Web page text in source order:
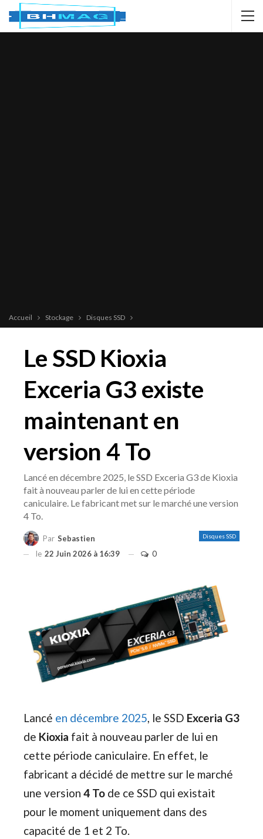
Accueil Stockage Disques SSD
Le SSD Kioxia
Exceria G3 existe
maintenant en
version 4 To
Lancé en décembre 2025, le SSD Exceria G3 de Kioxia
fait à nouveau parler de lui en cette période
caniculaire. Le fabricant met sur le marché une version
4 To.
Disques SSD
Par Sebastien
le 22 Juin 2026 à 16:39 0
Lancé en décembre 2025, le SSD Exceria G3
de Kioxia fait à nouveau parler de lui en
cette période caniculaire. En effet, le
fabricant a décidé de mettre sur le marché
une version 4 To de ce SSD qui existait
pour le moment uniquement dans des
capacité de 1 et 2 To.